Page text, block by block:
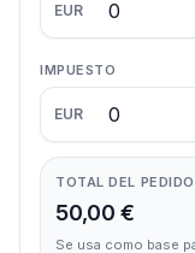
EUR
IMPUESTO
EUR
TOTAL DEL PEDIDO
50,00 €
Se usa como base